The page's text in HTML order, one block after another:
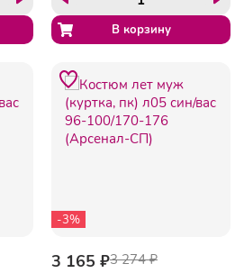
-3%
3 165 ₽3 274 ₽